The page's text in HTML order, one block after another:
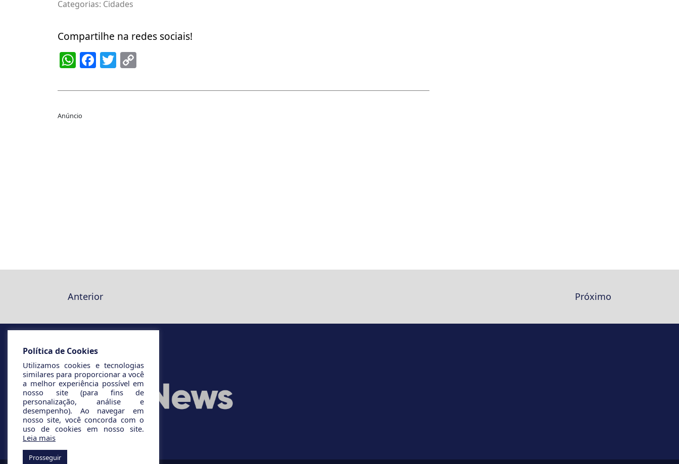
Categorias: Cidades
Compartilhe na redes sociais!
WhatsApp
Facebook
Twitter
Anúncio
Anterior Próximo
Política de Cookies
Utilizamos cookies e tecnologias
similares para proporcionar a você
a melhor experiência possível em
nosso site (para fins de
personalização, análise e
desempenho). Ao navegar em
nosso site, você concorda com o
uso de cookies em nosso site.
Leia mais
Prosseguir